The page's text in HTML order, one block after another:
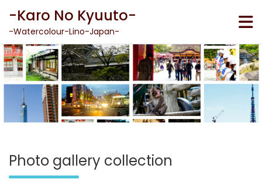
content
-Karo No Kyuuto-
-Watercolour-Lino-Japan-
Photo gallery collection